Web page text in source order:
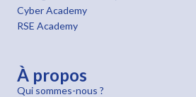
Cyber Academy
RSE Academy
À propos
Qui sommes-nous ?